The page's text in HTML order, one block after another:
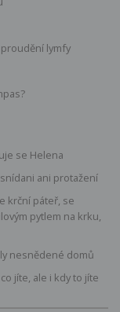
lymfy
se Helena
ani protažení
krční páteř, se
pytlem na krku,
nesnědené domů
jíte, ale i kdy to jíte